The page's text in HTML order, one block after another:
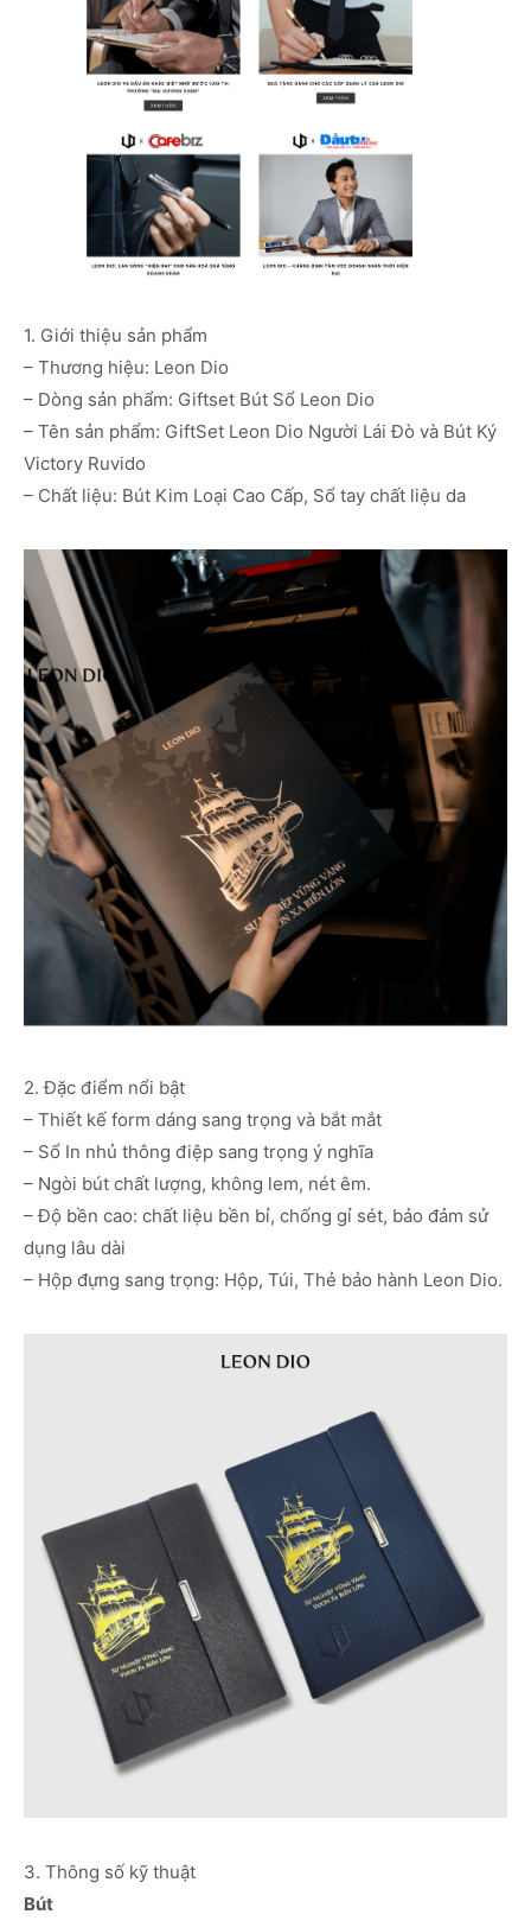
1. Giới thiệu sản phẩm
– Thương hiệu: Leon Dio
– Dòng sản phẩm: Giftset Bút Sổ Leon Dio
– Tên sản phẩm: GiftSet Leon Dio Người Lái Đò và Bút Ký
Victory Ruvido
– Chất liệu: Bút Kim Loại Cao Cấp, Sổ tay chất liệu da
2. Đặc điểm nổi bật
– Thiết kế form dáng sang trọng và bắt mắt
– Sổ In nhủ thông điệp sang trọng ý nghĩa
– Ngòi bút chất lượng, không lem, nét êm.
– Độ bền cao: chất liệu bền bỉ, chống gỉ sét, bảo đảm sử
dụng lâu dài
– Hộp đựng sang trọng: Hộp, Túi, Thẻ bảo hành Leon Dio.
3. Thông số kỹ thuật
Bút